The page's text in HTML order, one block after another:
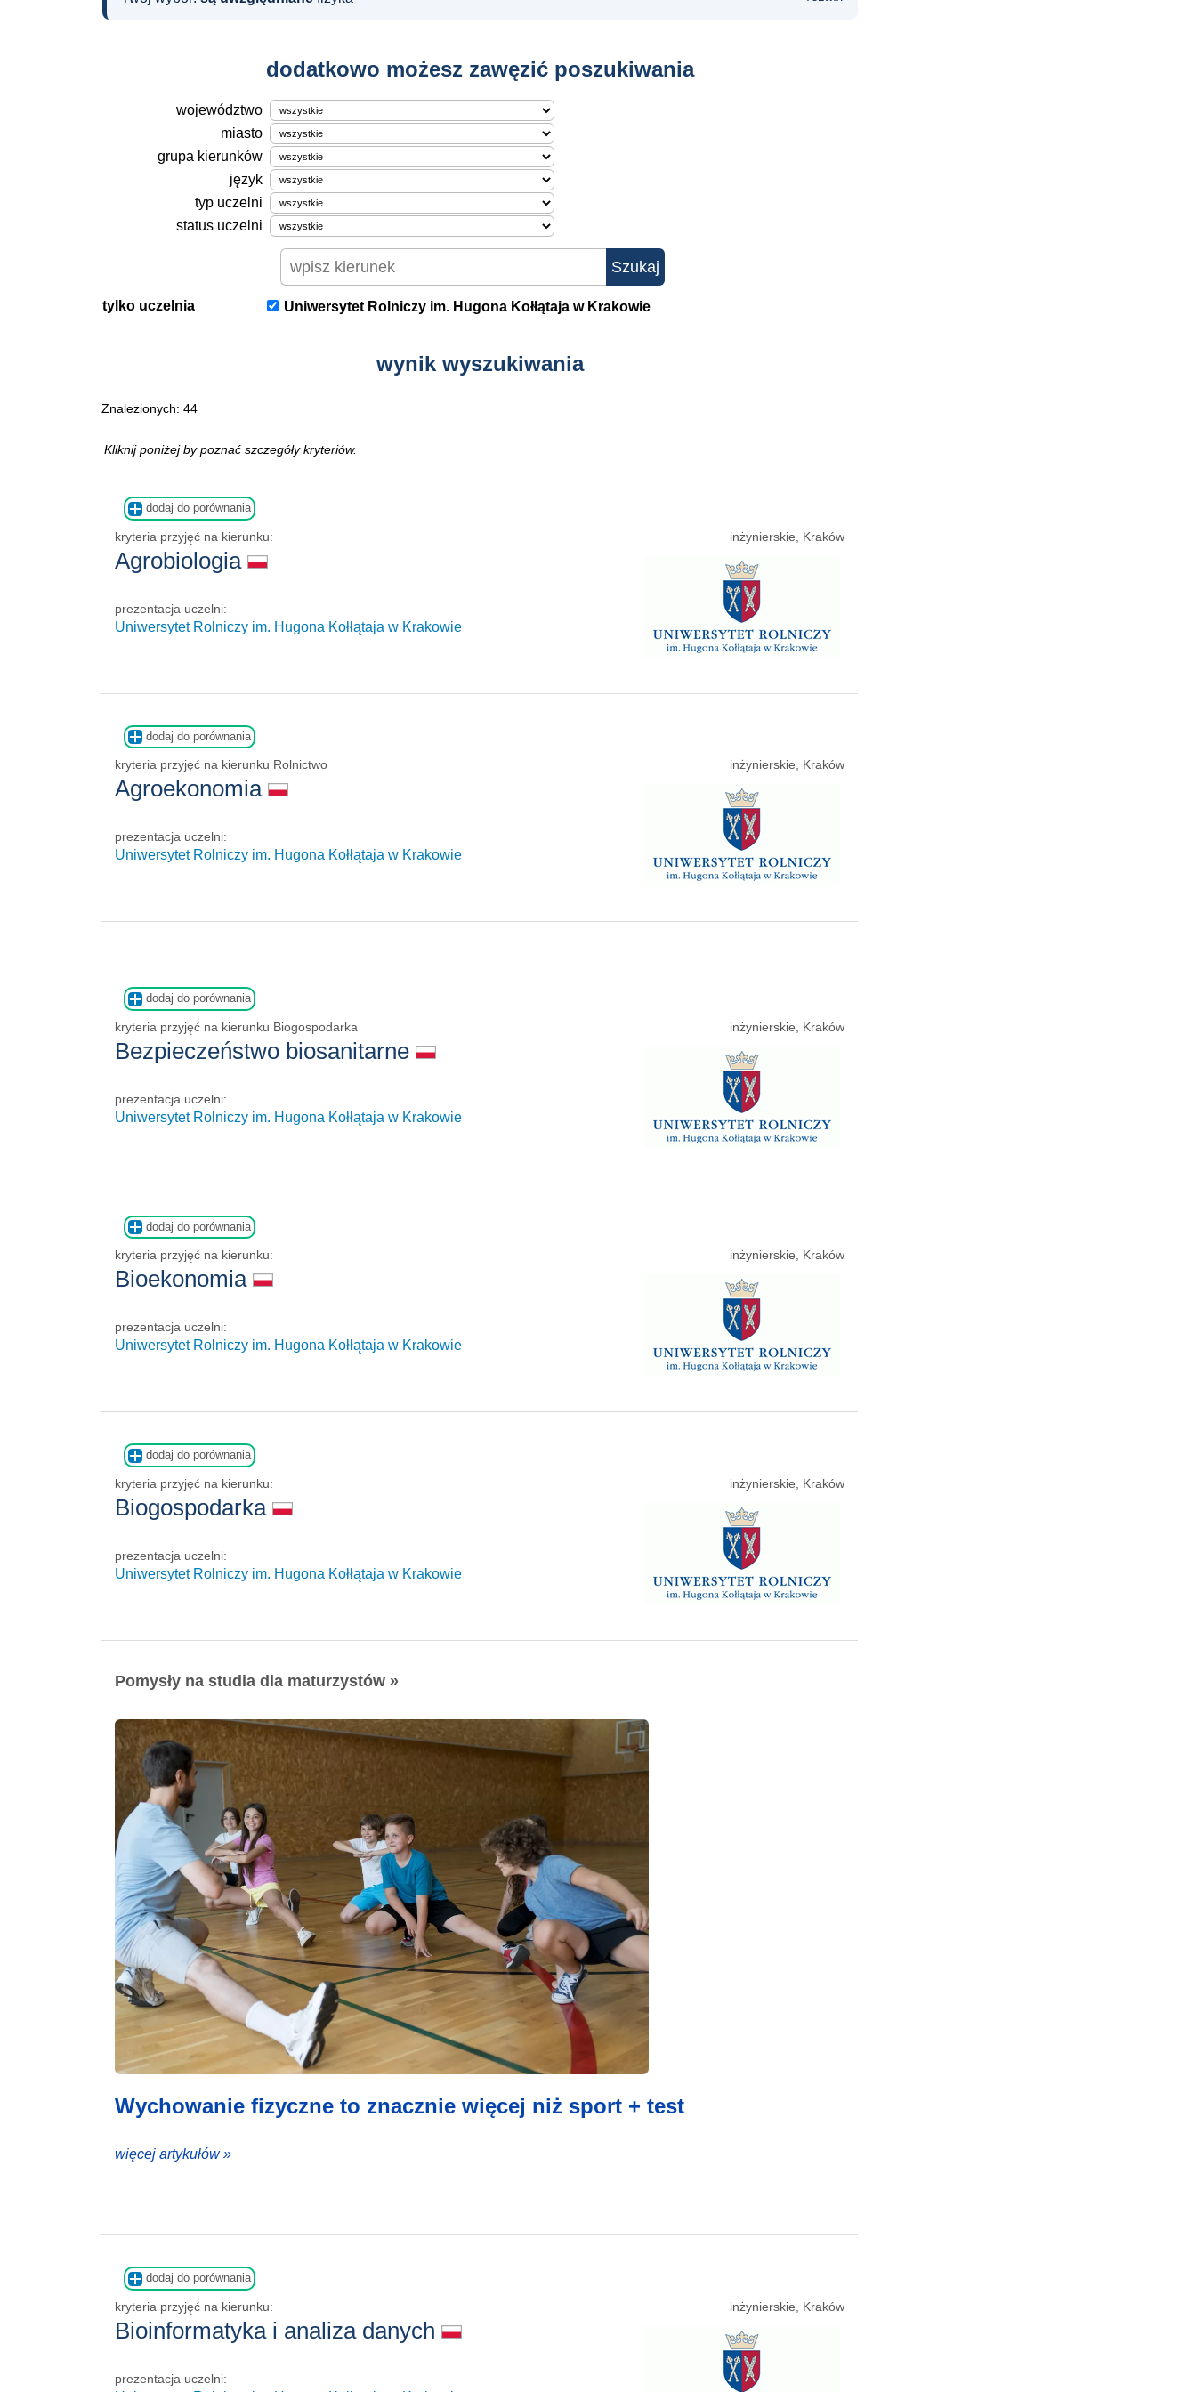
dodatkowo możesz zawęzić poszukiwania
województwo
miasto
grupa kierunków
język
typ uczelni
status uczelni
tylko uczelnia Uniwersytet Rolniczy im. Hugona Kołłątaja w Krakowie
wynik wyszukiwania
Znalezionych: 44
Kliknij poniżej by poznać szczegóły kryteriów.
dodaj do porównania
inżynierskie, Kraków
kryteria przyjęć na kierunku:
Agrobiologia
prezentacja uczelni:
Uniwersytet Rolniczy im. Hugona Kołłątaja w Krakowie
dodaj do porównania
inżynierskie, Kraków
kryteria przyjęć na kierunku Rolnictwo
Agroekonomia
prezentacja uczelni:
Uniwersytet Rolniczy im. Hugona Kołłątaja w Krakowie
dodaj do porównania
inżynierskie, Kraków
kryteria przyjęć na kierunku Biogospodarka
Bezpieczeństwo biosanitarne
prezentacja uczelni:
Uniwersytet Rolniczy im. Hugona Kołłątaja w Krakowie
dodaj do porównania
inżynierskie, Kraków
kryteria przyjęć na kierunku:
Bioekonomia
prezentacja uczelni:
Uniwersytet Rolniczy im. Hugona Kołłątaja w Krakowie
dodaj do porównania
inżynierskie, Kraków
kryteria przyjęć na kierunku:
Biogospodarka
prezentacja uczelni:
Uniwersytet Rolniczy im. Hugona Kołłątaja w Krakowie
Pomysły na studia dla maturzystów »
Wychowanie fizyczne to znacznie więcej niż sport + test
więcej artykułów »
dodaj do porównania
inżynierskie, Kraków
kryteria przyjęć na kierunku:
Bioinformatyka i analiza danych
prezentacja uczelni: